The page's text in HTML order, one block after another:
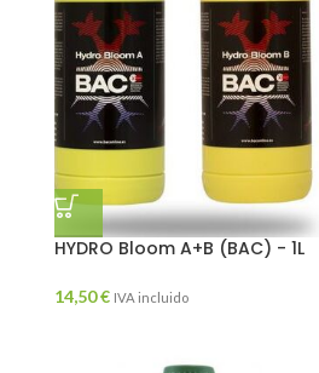
HYDRO Bloom A+B (BAC) - 1L
14,50€ IVA incluido